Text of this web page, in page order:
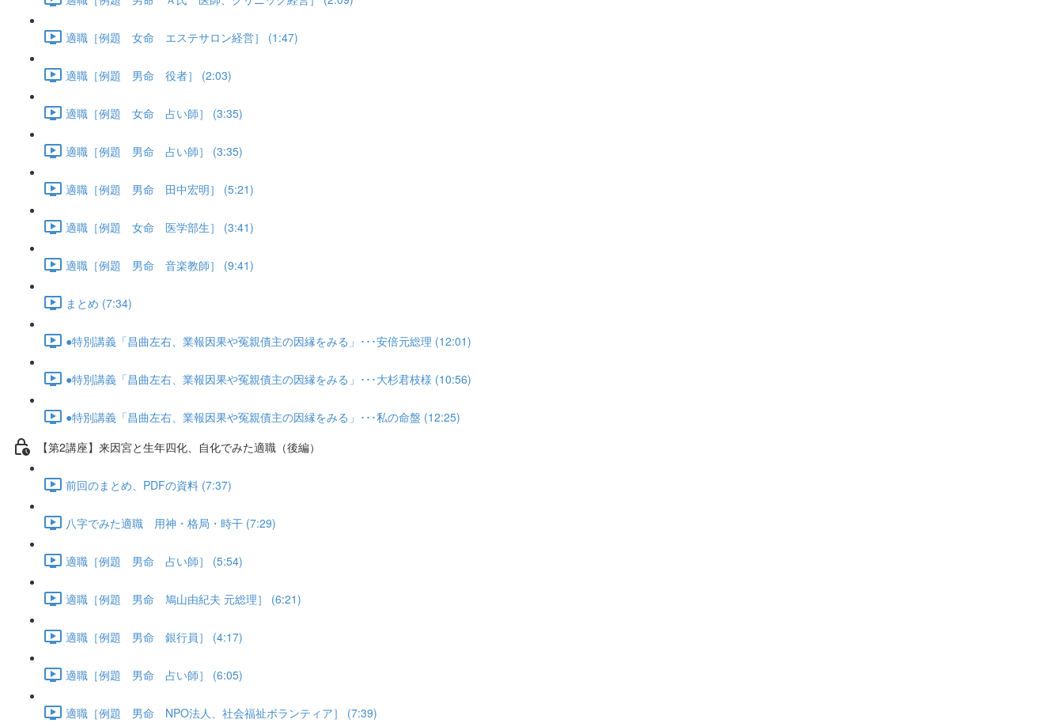
適職［例題 女命 エステサロン経営］ (1:47)
適職［例題 男命 役者］ (2:03)
適職［例題 女命 占い師］ (3:35)
適職［例題 男命 占い師］ (3:35)
適職［例題 男命 田中宏明］ (5:21)
適職［例題 女命 医学部生］ (3:41)
適職［例題 男命 音楽教師］ (9:41)
まとめ (7:34)
●特別講義「昌曲左右、業報因果や冤親債主の因縁をみる」･･･安倍元総理 (12:01)
●特別講義「昌曲左右、業報因果や冤親債主の因縁をみる」･･･大杉君枝様 (10:56)
●特別講義「昌曲左右、業報因果や冤親債主の因縁をみる」･･･私の命盤 (12:25)
【第2講座】来因宮と生年四化、自化でみた適職（後編）
前回のまとめ、PDFの資料 (7:37)
八字でみた適職 用神・格局・時干 (7:29)
適職［例題 男命 占い師］ (5:54)
適職［例題 男命 鳩山由紀夫 元総理］ (6:21)
適職［例題 男命 銀行員］ (4:17)
適職［例題 男命 占い師］ (6:05)
適職［例題 男命 NPO法人、社会福祉ボランティア］ (7:39)